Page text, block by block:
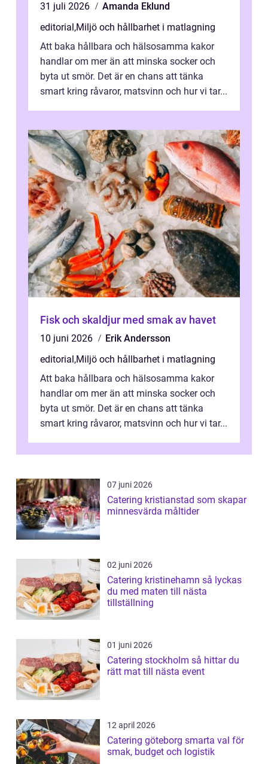
31 juli 2026
Amanda Eklund
editorial ,Miljö och hållbarhet i matlagning
Att baka hållbara och hälsosamma kakor
handlar om mer än att minska socker och
byta ut smör. Det är en chans att tänka
smart kring råvaror, matsvinn och hur vi tar...
Fisk och skaldjur med smak av havet
10 juni 2026
Erik Andersson
editorial ,Miljö och hållbarhet i matlagning
Att baka hållbara och hälsosamma kakor
handlar om mer än att minska socker och
byta ut smör. Det är en chans att tänka
smart kring råvaror, matsvinn och hur vi tar...
07 juni 2026
Catering kristianstad som skapar
minnesvärda måltider
02 juni 2026
Catering kristinehamn så lyckas
du med maten till nästa
tillställning
01 juni 2026
Catering stockholm så hittar du
rätt mat till nästa event
12 april 2026
Catering göteborg smarta val för
smak, budget och logistik